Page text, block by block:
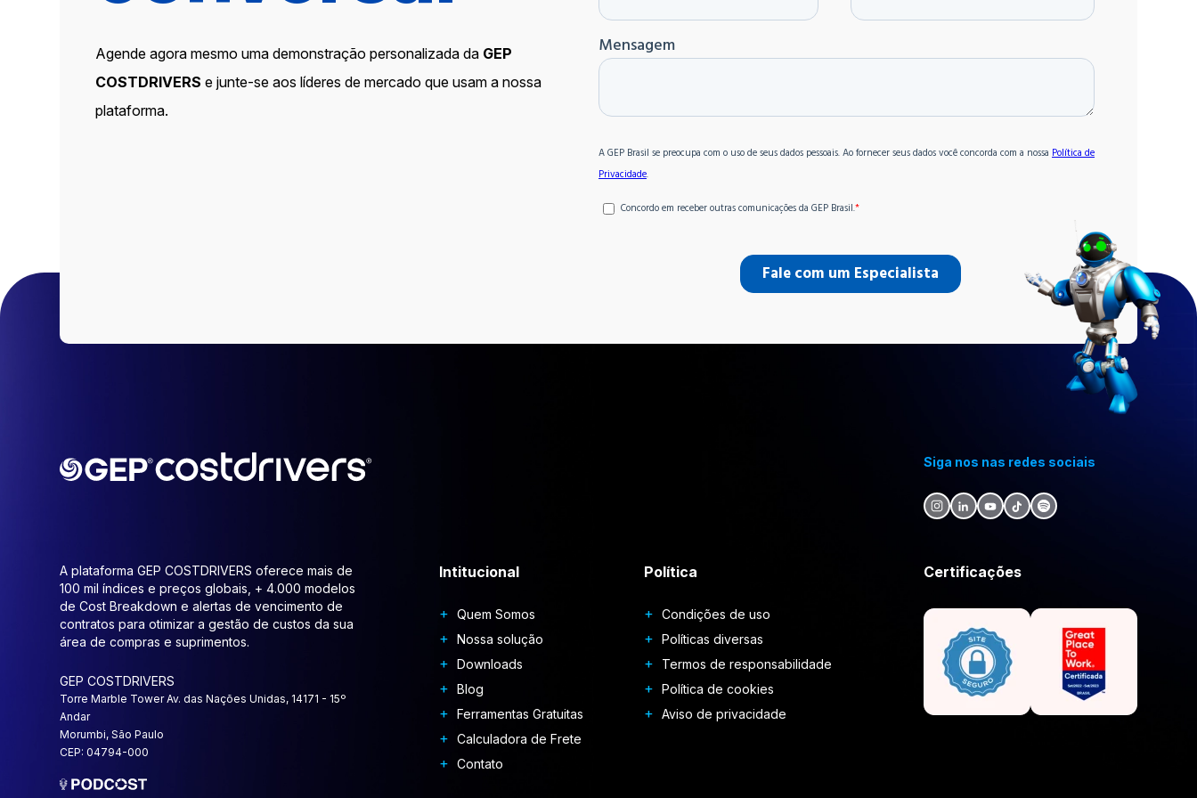
Agende agora mesmo uma demonstração personalizada da GEP
COSTDRIVERS e junte-se aos líderes de mercado que usam a nossa
plataforma.
A plataforma GEP COSTDRIVERS oferece mais de
100 mil índices e preços globais, + 4.000 modelos
de Cost Breakdown e alertas de vencimento de
contratos para otimizar a gestão de custos da sua
área de compras e suprimentos.
GEP COSTDRIVERS
Torre Marble Tower Av. das Nações Unidas, 14171 - 15º
Andar
Morumbi, São Paulo
CEP: 04794-000
Intitucional
Quem Somos
Nossa solução
Downloads
Blog
Ferramentas Gratuitas
Calculadora de Frete
Contato
Política
Condições de uso
Políticas diversas
Termos de responsabilidade
Política de cookies
Aviso de privacidade
Siga nos nas redes sociais
Certificações